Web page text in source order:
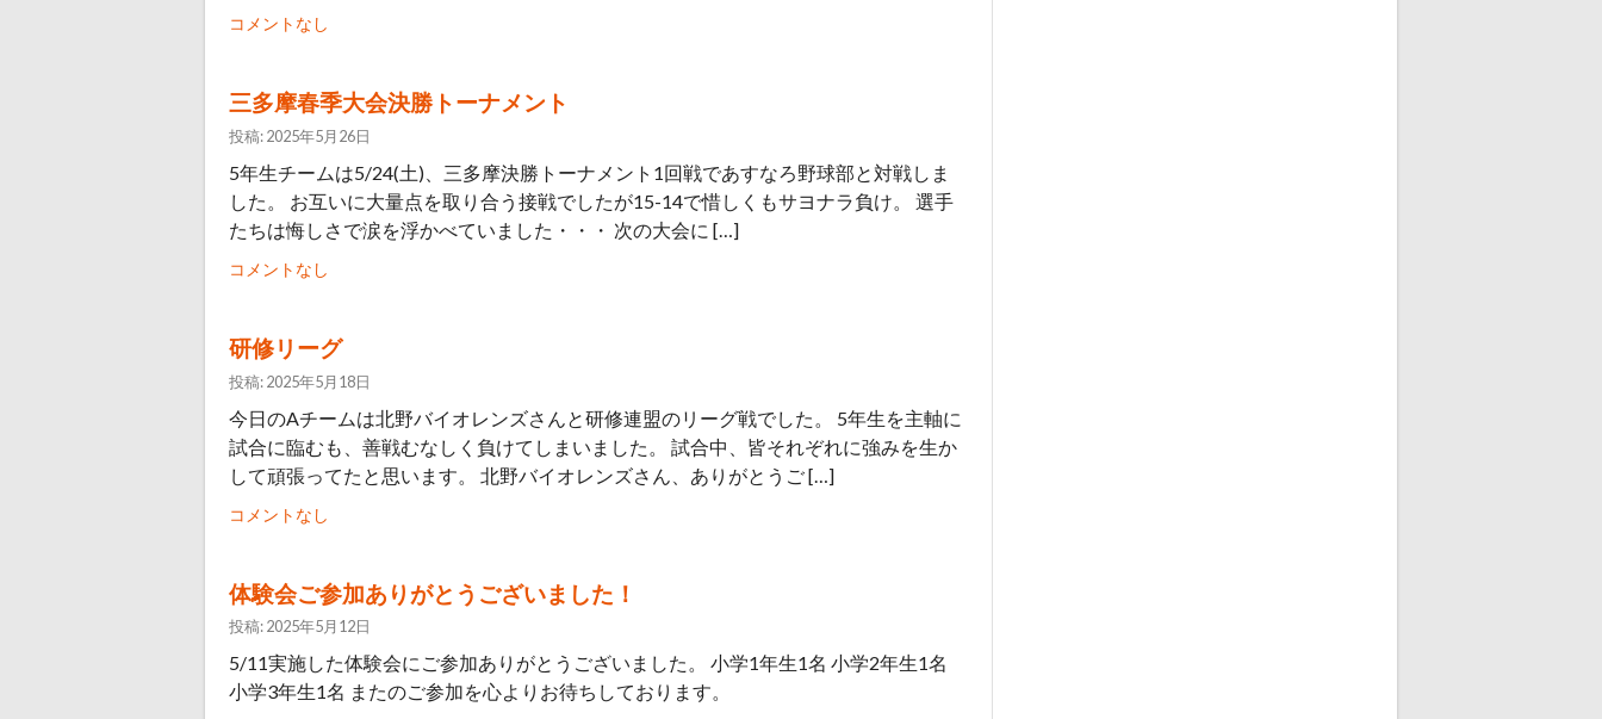
コメントなし
三多摩春季大会決勝トーナメント
投稿: 2025年5月26日
5年生チームは5/24(土)、三多摩決勝トーナメント1回戦であすなろ野球部と対戦しま
した。 お互いに大量点を取り合う接戦でしたが15-14で惜しくもサヨナラ負け。 選手
たちは悔しさで涙を浮かべていました・・・ 次の大会に […]
コメントなし
研修リーグ
投稿: 2025年5月18日
今日のAチームは北野バイオレンズさんと研修連盟のリーグ戦でした。 5年生を主軸に
試合に臨むも、善戦むなしく負けてしまいました。 試合中、皆それぞれに強みを生か
して頑張ってたと思います。 北野バイオレンズさん、ありがとうご […]
コメントなし
体験会ご参加ありがとうございました！
投稿: 2025年5月12日
5/11実施した体験会にご参加ありがとうございました。 小学1年生1名 小学2年生1名
小学3年生1名 またのご参加を心よりお待ちしております。